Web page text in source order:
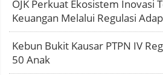
OJK Perkuat Ekosistem Inovasi
Keuangan Melalui Regulasi
Kebun Bukit Kausar PTPN IV
50 Anak